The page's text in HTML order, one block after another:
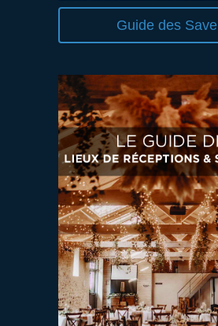
Guide des